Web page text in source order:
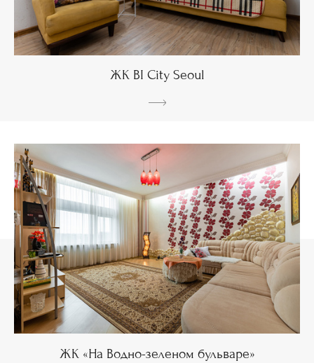
ЖК BI City Seoul
ЖК «На Водно-зеленом бульваре»